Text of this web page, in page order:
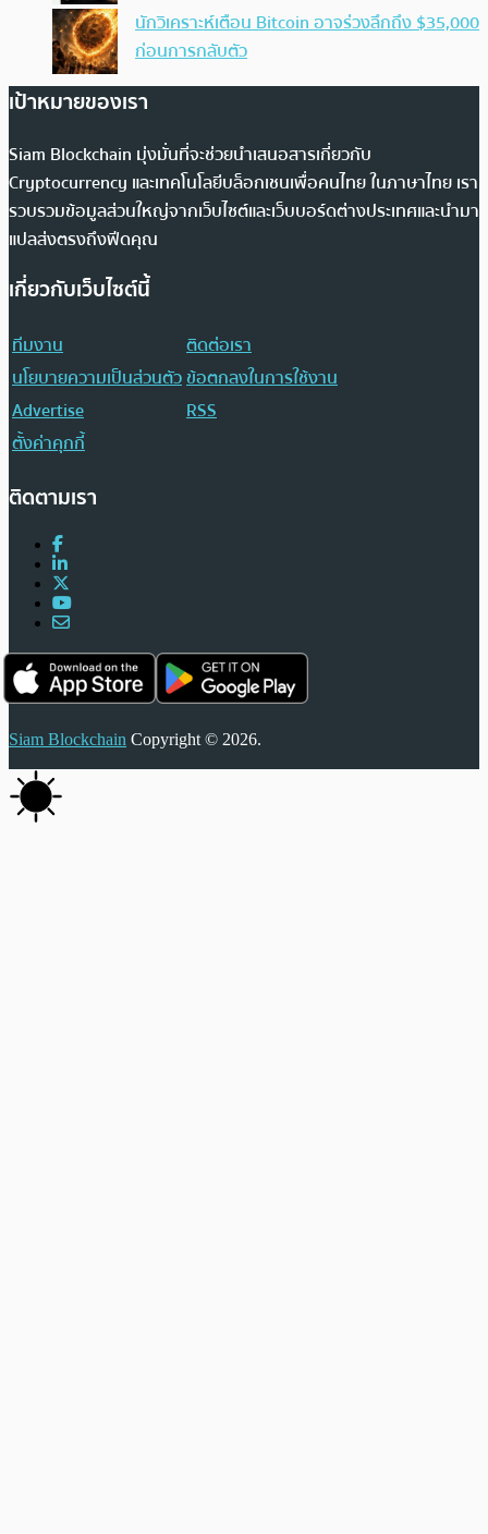
นักวิเคราะห์เตือน Bitcoin อาจร่วงลึกถึง $35,000
ก่อนการกลับตัว
เป้าหมายของเรา
Siam Blockchain มุ่งมั่นที่จะช่วยนำเสนอสารเกี่ยวกับ
Cryptocurrency และเทคโนโลยีบล็อกเชนเพื่อคนไทย ในภาษาไทย เรา
รวบรวมข้อมูลส่วนใหญ่จากเว็บไซต์และเว็บบอร์ดต่างประเทศและนำมา
แปลส่งตรงถึงฟีดคุณ
เกี่ยวกับเว็บไซต์นี้
ทีมงาน
ติดต่อเรา
นโยบายความเป็นส่วนตัวข้อตกลงในการใช้งาน
Advertise
RSS
ตั้งค่าคุกกี้
ติดตามเรา
Siam Blockchain Copyright © 2026.